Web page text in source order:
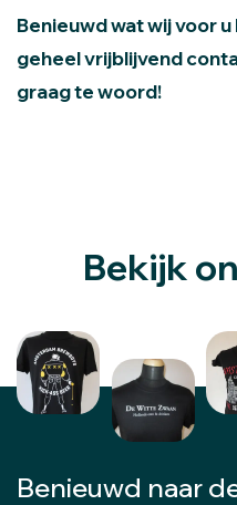
Benieuwd wat wij voor
geheel vrijblijvend
graag te woord!
Bekijk
Benieuwd naar